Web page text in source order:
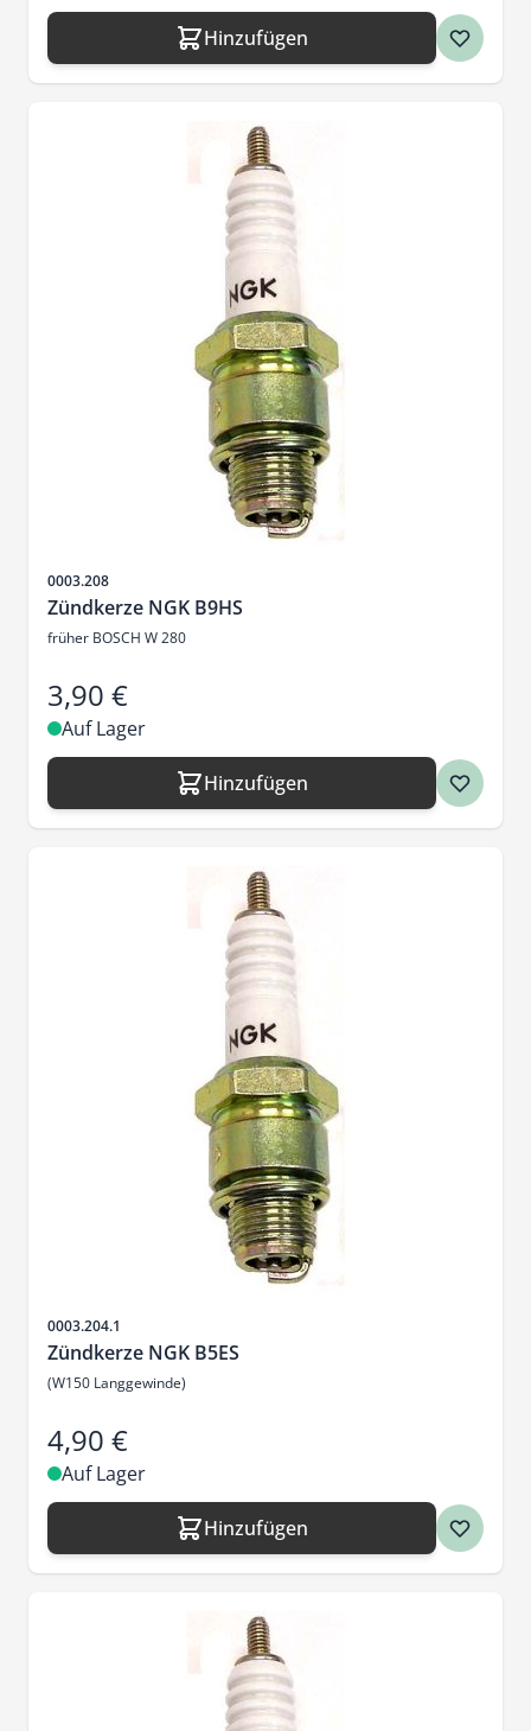
Hinzufügen
Artikelnr.
0003.208
Zündkerze NGK B9HS
früher BOSCH W 280
3,90 €
Auf Lager
Hinzufügen
Artikelnr.
0003.204.1
Zündkerze NGK B5ES
(W150 Langgewinde)
4,90 €
Auf Lager
Hinzufügen